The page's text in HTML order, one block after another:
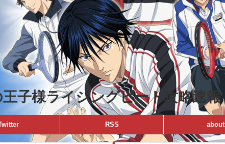
子様ライジングビート攻略速報
RSS about